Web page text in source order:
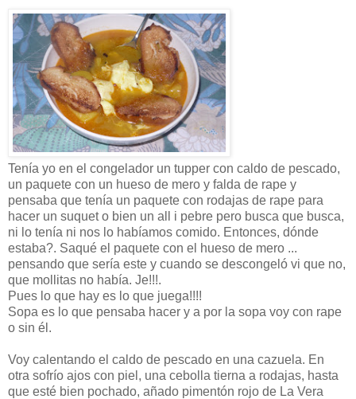
Tenía yo en el congelador un tupper con caldo de pescado,
un paquete con un hueso de mero y falda de rape y
pensaba que tenía un paquete con rodajas de rape para
hacer un suquet o bien un all i pebre pero busca que busca,
ni lo tenía ni nos lo habíamos comido. Entonces, dónde
estaba?. Saqué el paquete con el hueso de mero ...
pensando que sería este y cuando se descongeló vi que no,
que mollitas no había. Je!!!.
Pues lo que hay es lo que juega!!!!
Sopa es lo que pensaba hacer y a por la sopa voy con rape
o sin él.
Voy calentando el caldo de pescado en una cazuela. En
otra sofrío ajos con piel, una cebolla tierna a rodajas, hasta
que esté bien pochado, añado pimentón rojo de La Vera